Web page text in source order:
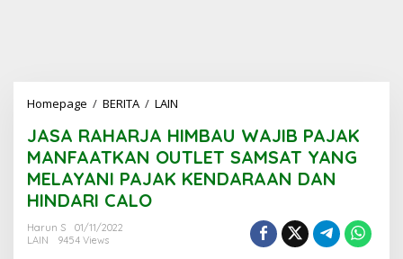
Homepage / BERITA / LAIN
HIMBAU
WAJIB
PAJAK
MANFAATKAN
JASA RAHARJA HIMBAU WAJIB PAJAK
MANFAATKAN OUTLET SAMSAT YANG
MELAYANI PAJAK KENDARAAN DAN
HINDARI CALO
Harun S
01/11/2022
LAIN
9454 Views